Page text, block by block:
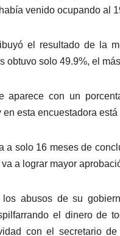
venido ocupando al
el resultado de la
obtuvo solo 49.9%, el
aparece con un
esta encuestadora
a solo 16 meses de
a lograr mayor
abusos de su
el dinero de
con el secretario